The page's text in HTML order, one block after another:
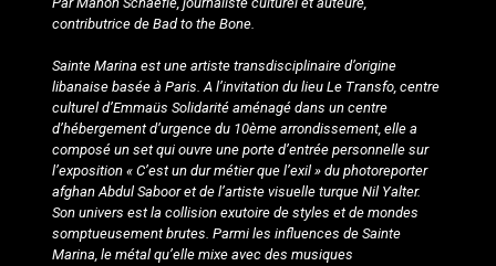
contributrice de Bad to the Bone.
Sainte Marina est une artiste transdisciplinaire d’origine
libanaise basée à Paris. A l’invitation du lieu Le Transfo, centre
culturel d’Emmaüs Solidarité aménagé dans un centre
d’hébergement d’urgence du 10ème arrondissement, elle a
composé un set qui ouvre une porte d’entrée personnelle sur
l’exposition « C’est un dur métier que l’exil » du photoreporter
afghanAbdul Sabooret de l’artiste visuelle turque Nil Yalter.
Son univers est la collision exutoire de styles et de mondes
somptueusement brutes. Parmi les influences de Sainte
Marina, le métal qu’elle mixe avec des musiques